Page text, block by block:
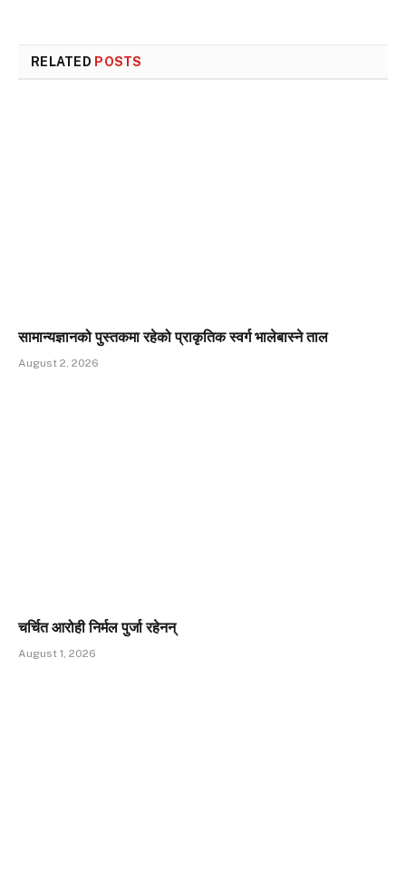
RELATED POSTS
सामान्यज्ञानको पुस्तकमा रहेको प्राकृतिक स्वर्ग भालेबास्ने ताल
August 2, 2026
चर्चित आरोही निर्मल पुर्जा रहेनन्
August 1, 2026